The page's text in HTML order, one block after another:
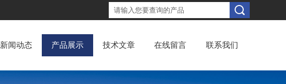
新闻动态 产品展示 技术文章 在线留言 联系我们